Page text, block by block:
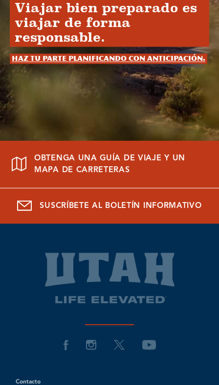
Viajar bien preparado es
viajar de forma
responsable.
Haz tu parte planificando con anticipación.
OBTENGA UNA GUÍA DE VIAJE Y UN
MAPA DE CARRETERAS
SUSCRÍBETE AL BOLETÍN INFORMATIVO
Contacto